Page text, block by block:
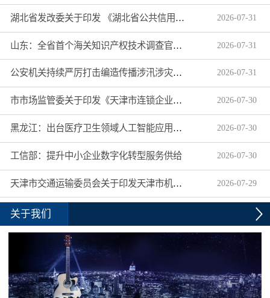
湖北省发改委关于印发 《湖北省公共信用信息目录（2026年版）》的通知 2026-07-31
山东：全省首个海关知识产权技术调查官制度落地济南自贸片区 2026-07-31
公安机关持续严厉打击编造传播涉汛涉灾网络谣言 2026-07-31
市市场监管委关于印发《天津市连锁企业食品经营许可“先证后核”信用承诺审批实施办法》的通知 2026-07-30
黑龙江：出台医疗卫生领域人工智能应用工作实施方案 2026-07-30
工信部：提升中小企业数字化转型服务供给 2026-07-30
天津市交通运输委员会关于印发天津市机动车驾驶员培训机构及教练员综合信用评价管理办法的通知 2026-07-29
关于我们